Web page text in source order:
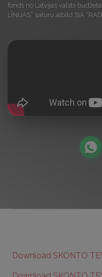
fonds no Latvijas valsts
LĪNIJAS” saturu atbild SIA
Download SKONTO